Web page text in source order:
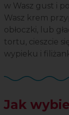
w Wasz gust i
Wasz krem
obłoczki, lub
tortu, cieszcie
wypieku i
Jak